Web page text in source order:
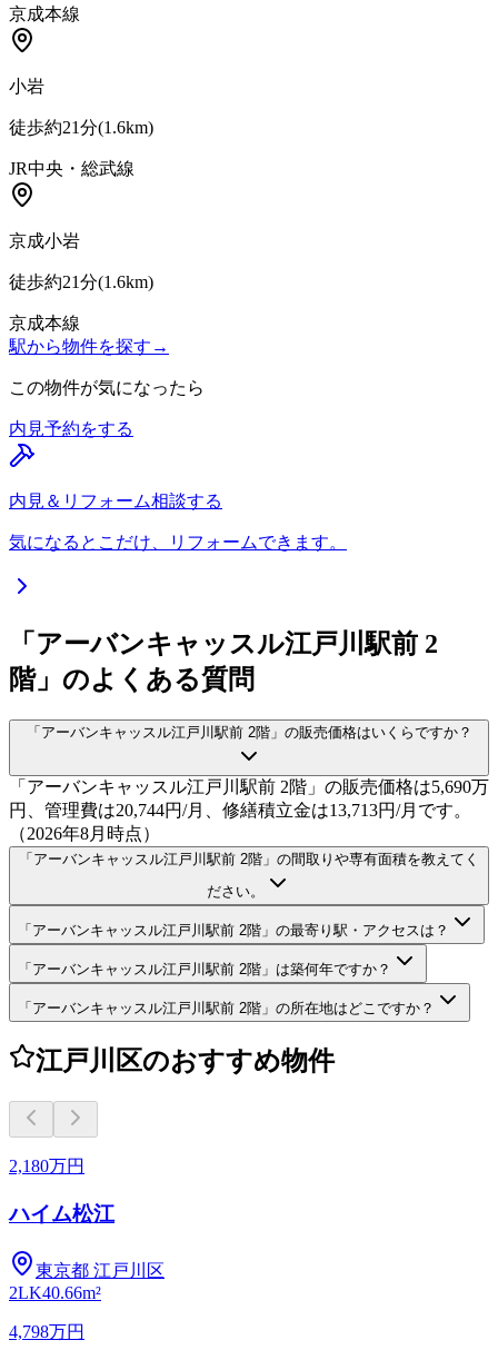
京成本線
小岩
徒歩約21分(1.6km)
JR中央・総武線
京成小岩
徒歩約21分(1.6km)
京成本線
駅から物件を探す →
この物件が気になったら
内見予約をする
内見＆リフォーム相談する
気になるとこだけ、リフォームできます。
「アーバンキャッスル江戸川駅前 2
階」のよくある質問
「アーバンキャッスル江戸川駅前 2階」の販売価格はいくらですか？
「アーバンキャッスル江戸川駅前 2階」の販売価格は5,690万
円、管理費は20,744円/月、修繕積立金は13,713円/月です。
（2026年8月時点）
「アーバンキャッスル江戸川駅前 2階」の間取りや専有面積を教えてく
ださい。
「アーバンキャッスル江戸川駅前 2階」の最寄り駅・アクセスは？
「アーバンキャッスル江戸川駅前 2階」は築何年ですか？
「アーバンキャッスル江戸川駅前 2階」の所在地はどこですか？
江戸川区のおすすめ物件
2,180万円
ハイム松江
東京都 江戸川区
2LK40.66m²
4,798万円